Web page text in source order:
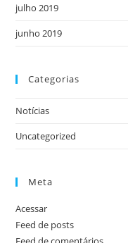
julho 2019
junho 2019
Categorias
Notícias
Uncategorized
Meta
Acessar
Feed de posts